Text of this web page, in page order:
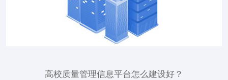
高校质量管理信息平台怎么建设好？